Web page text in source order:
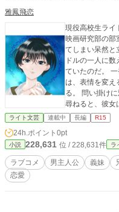
雅鳳飛恋
現役高校生ライ
映画研究部の部
てしまい呆然と
ドルの一人に
ていたのだ。 一番恥ずかしい姿を目撃されてしまった紫苑
は、表情を変え
る。 問い掛け
尋ねると、彼女
ら？」と答えた。 こ
える耽美な情景
ながら帰路に着
口から再婚話を聞かされる。 詳
性には娘が二人
い。 実親は同い年の女子という単語に、学校で衝撃的な出会
五日。 遂に相手
ライト文芸 連載中 長編 R15
24h.ポイント 0pt
小説 228,631 位 / 228,631件 ラ
ラブコメ 男主人公 義妹
恋愛